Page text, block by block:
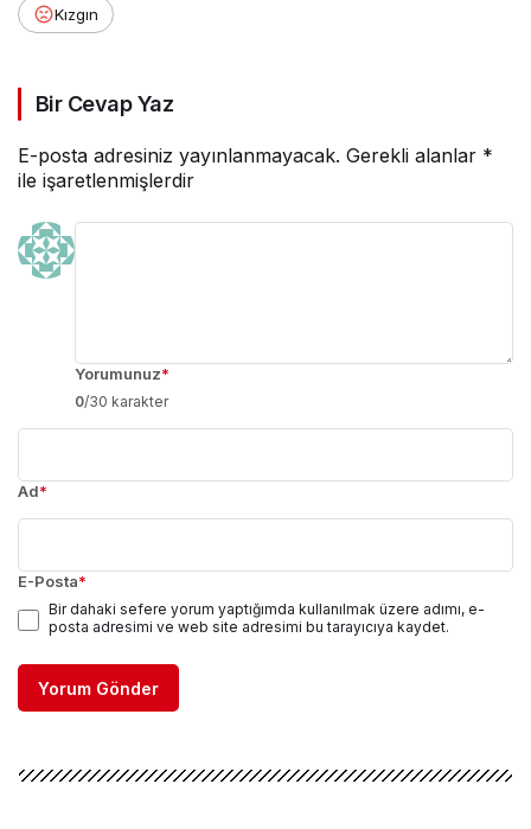
Kızgın
Bir Cevap Yaz
E-posta adresiniz yayınlanmayacak. Gerekli alanlar *
ile işaretlenmişlerdir
Yorumunuz*
0/30 karakter
Ad*
E-Posta*
Bir dahaki sefere yorum yaptığımda kullanılmak üzere adımı, e-
posta adresimi ve web site adresimi bu tarayıcıya kaydet.
Yorum Gönder